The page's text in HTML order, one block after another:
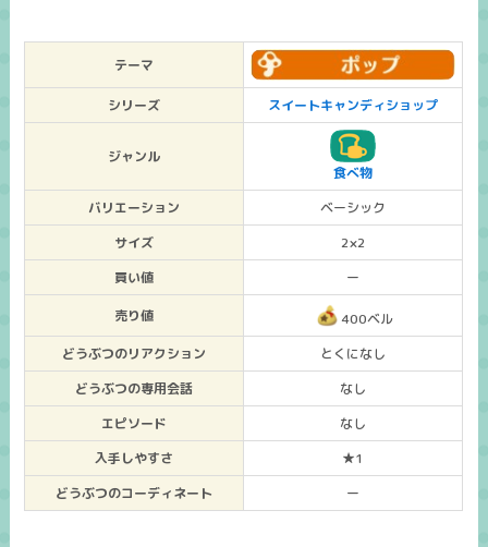
テーマ
シリーズ スイートキャンディショップ
ジャンル
食べ物
バリエーション
ベーシック
サイズ
2×2
買い値
ー
売り値
400ベル
どうぶつのリアクション
とくになし
どうぶつの専用会話
なし
エピソード
なし
入手しやすさ
★1
どうぶつのコーディネート
ー